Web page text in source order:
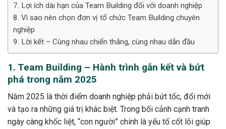
7. Lợi ích dài hạn của Team Building đối với doanh nghiệp
8. Vì sao nên chọn đơn vị tổ chức Team Building chuyên
nghiệp
9. Lời kết – Cùng nhau chiến thắng, cùng nhau dẫn đầu
1. Team Building – Hành trình gắn kết và bứt
phá trong năm 2025
Năm 2025 là thời điểm doanh nghiệp phải bứt tốc, đổi mới
và tạo ra những giá trị khác biệt. Trong bối cảnh cạnh tranh
ngày càng khốc liệt, “con người” chính là yếu tố cốt lõi giúp